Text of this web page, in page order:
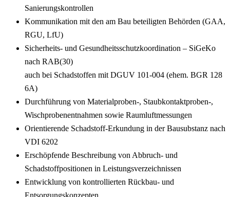
Sanierungskontrollen
Kommunikation mit den am Bau beteiligten Behörden (GAA,
RGU, LfU)
Sicherheits- und Gesundheitsschutzkoordination – SiGeKo
nach RAB(30)
auch bei Schadstoffen mit DGUV 101-004 (ehem. BGR 128
6A)
Durchführung von Materialproben-, Staubkontaktproben-,
Wischprobenentnahmen sowie Raumluftmessungen
Orientierende Schadstoff-Erkundung in der Bausubstanz nach
VDI 6202
Erschöpfende Beschreibung von Abbruch- und
Schadstoffpositionen in Leistungsverzeichnissen
Entwicklung von kontrollierten Rückbau- und